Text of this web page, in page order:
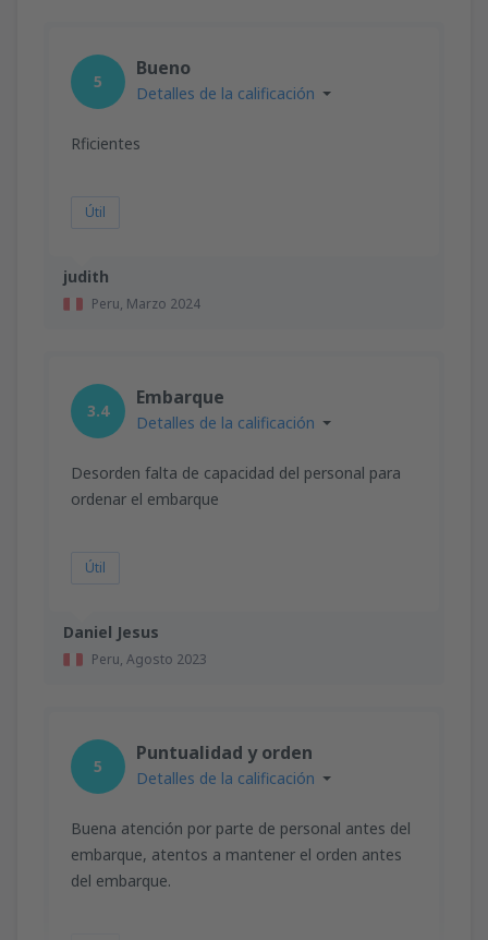
judith
Peru, Marzo 2024
5
Bueno
Detalles de la calificación
Rficientes
Útil
Daniel Jesus
Peru, Agosto 2023
3.4
Embarque
Detalles de la calificación
Desorden falta de capacidad del personal para
ordenar el embarque
Útil
5
Puntualidad y orden
Detalles de la calificación
Buena atención por parte de personal antes del
embarque, atentos a mantener el orden antes
del embarque.